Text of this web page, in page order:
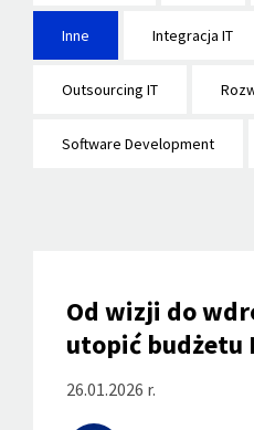
Inne Integracja IT
Outsourcing IT
Software Development
Od wizji do
utopić budżetu
26.01.2026 r.